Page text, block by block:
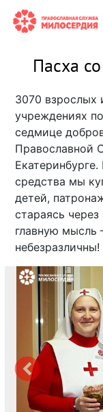
Пасха
3070 взрослых
учреждениях
седмице
Православной
средства мы
детей,
стараясь
главную мысль
небезразличны!